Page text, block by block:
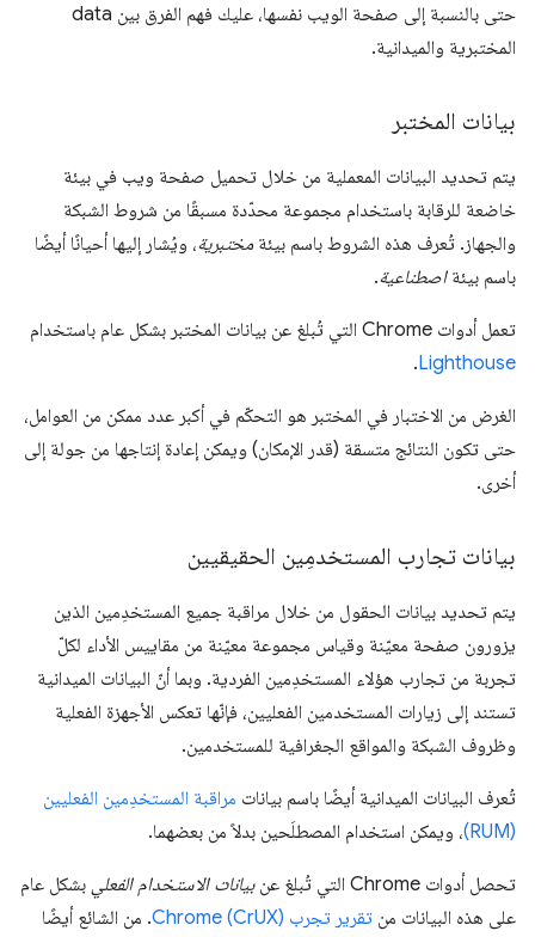
حتى بالنسبة إلى صفحة الويب نفسها، عليك فهم الفرق بين data
المختبرية والميدانية.
بيانات المختبر
يتم تحديد البيانات المعملية من خلال تحميل صفحة ويب في بيئة
خاضعة للرقابة باستخدام مجموعة محدّدة مسبقًا من شروط الشبكة
والجهاز. تُعرف هذه الشروط باسم بيئة مختبرية، ويُشار إليها أحيانًا أيضًا
باسم بيئةاصطناعية.
تعمل أدوات Chrome التي تُبلغ عن بيانات المختبر بشكل عام باستخدام
Lighthouse
.
الغرض من الاختبار في المختبر هو التحكّم في أكبر عدد ممكن من العوامل،
حتى تكون النتائج متسقة (قدر الإمكان) ويمكن إعادة إنتاجها من جولة إلى
أخرى.
بيانات تجارب المستخدمِين الحقيقيين
يتم تحديد بيانات الحقول من خلال مراقبة جميع المستخدِمين الذين
يزورون صفحة معيّنة وقياس مجموعة معيّنة من مقاييس الأداء لكلّ
تجربة من تجارب هؤلاء المستخدِمين الفردية. وبما أنّ البيانات الميدانية
تستند إلى زيارات المستخدمين الفعليين، فإنّها تعكس الأجهزة الفعلية
وظروف الشبكة والمواقع الجغرافية للمستخدمين.
تُعرف البيانات الميدانية أيضًا باسم بيانات مراقبة المستخدِمين الفعليين
(RUM)
، ويمكن استخدام المصطلَحين بدلاً من بعضهما.
تحصل أدوات Chrome التي تُبلغ عن بيانات الاستخدام الفعلي بشكل عام
على هذه البيانات من تقرير تجرب Chrome (CrUX) . من الشائع أيضًا